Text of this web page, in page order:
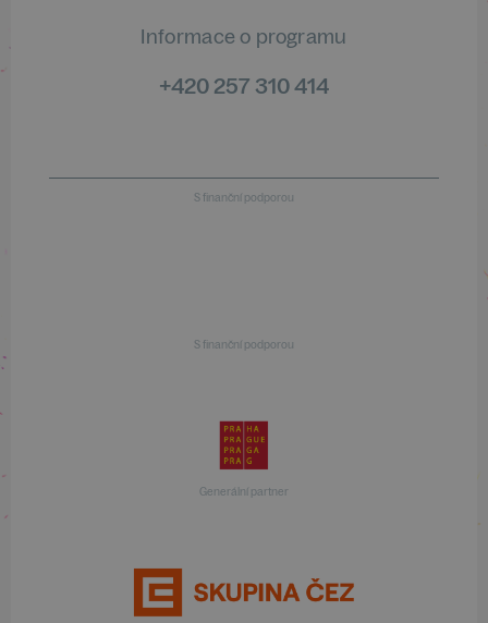
Informace o programu
+420 257 310 414
S finanční podporou
S finanční podporou
Generální partner